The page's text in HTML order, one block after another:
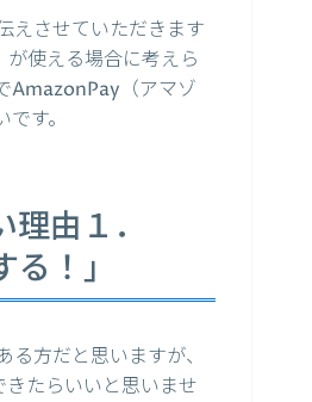
えさせていただきます
使える場合に考えら
AmazonPay（アマゾ
す。
由１．
！」
方だと思いますが、
たらいいと思いませ